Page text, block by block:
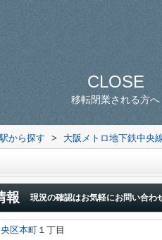
CLOSE
移転閉業される方へ
から探す > 大阪メトロ地下鉄中央
報 現況の確認はお気軽にお問い合わ
区本町 １丁目